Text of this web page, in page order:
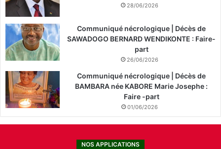
28/06/2026
Communiqué nécrologique | Décès de
SAWADOGO BERNARD WENDIKONTE : Faire-
part
26/06/2026
Communiqué nécrologique | Décès de
BAMBARA née KABORE Marie Josephe :
Faire -part
01/06/2026
NOS APPLICATIONS